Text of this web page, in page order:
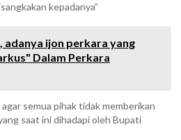
kepadanya”
adanya ijon perkara yang
Dalam Perkara
semua pihak tidak memberikan
saat ini dihadapi oleh Bupati